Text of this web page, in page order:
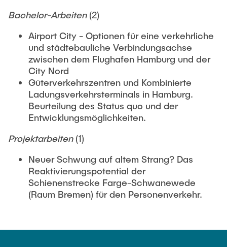
Bachelor-Arbeiten(2)
Airport City - Optionen für eine verkehrliche
und städtebauliche Verbindungsachse
zwischen dem Flughafen Hamburg und der
City Nord
Güterverkehrszentren und Kombinierte
Ladungsverkehrsterminals in Hamburg.
Beurteilung des Status quo und der
Entwicklungsmöglichkeiten.
Projektarbeiten(1)
Neuer Schwung auf altem Strang? Das
Reaktivierungspotential der
Schienenstrecke Farge-Schwanewede
(Raum Bremen) für den Personenverkehr.